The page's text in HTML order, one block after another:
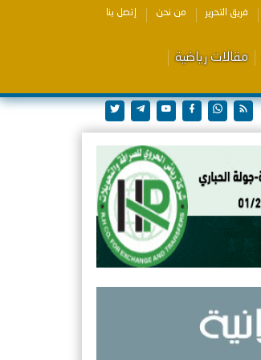
فريق التحرير من نحن إتصل بنا
مقالات رياضية